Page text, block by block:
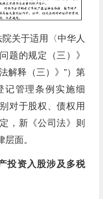
关于适用〈中华人
题的规定（三）》
解释（三）》”）第
记管理条例实施细
对于股权、债权用
，新《公司法》则
面。
投资入股涉及多税